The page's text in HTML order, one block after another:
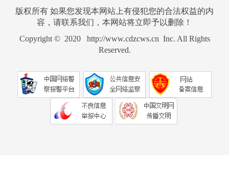
版权所有 如果您发现本网站上有侵犯您的合法权益的内
容，请联系我们，本网站将立即予以删除！
Copyright © 2020 http://www.cdzcws.cn Inc. All Rights
Reserved.